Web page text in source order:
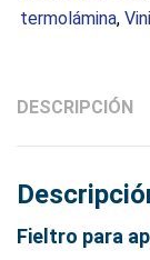
termolámina,
DESCRIPCIÓN
Fieltro para